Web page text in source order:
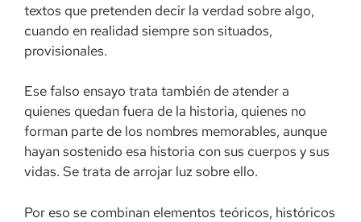
textos que pretenden decir la verdad sobre algo,
cuando en realidad siempre son situados,
provisionales.
Ese falso ensayo trata también de atender a
quienes quedan fuera de la historia, quienes no
forman parte de los nombres memorables, aunque
hayan sostenido esa historia con sus cuerpos y sus
vidas. Se trata de arrojar luz sobre ello.
Por eso se combinan elementos teóricos, históricos